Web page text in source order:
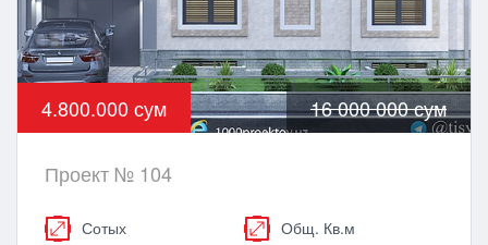
4.800.000 сум 16 000 000 сум
Проект № 104
Сотых Общ. Кв.м